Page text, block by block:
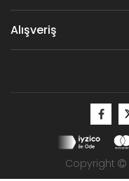
Alışveriş
Copyright